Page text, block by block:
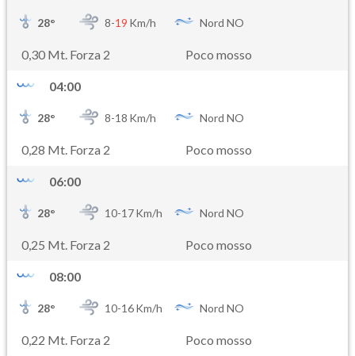
28° 8-19 Km/h Nord NO
0,30 Mt. Forza 2 Poco mosso
04:00
28° 8-18 Km/h Nord NO
0,28 Mt. Forza 2 Poco mosso
06:00
28° 10-17Km/h Nord NO
0,25 Mt. Forza 2 Poco mosso
08:00
28° 10-16Km/h Nord NO
0,22 Mt. Forza 2 Poco mosso